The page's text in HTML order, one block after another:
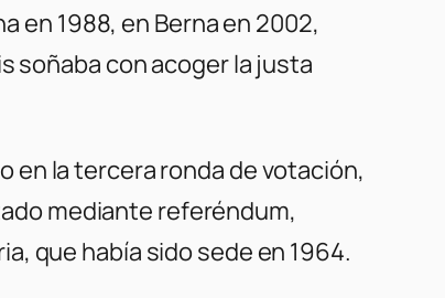
en 1988, en Berna en 2002,
soñaba con acoger la justa
en la tercera ronda de votación,
mediante referéndum,
que había sido sede en 1964.